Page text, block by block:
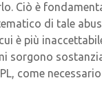
Ciò è
di tale
è più
sorgono
come